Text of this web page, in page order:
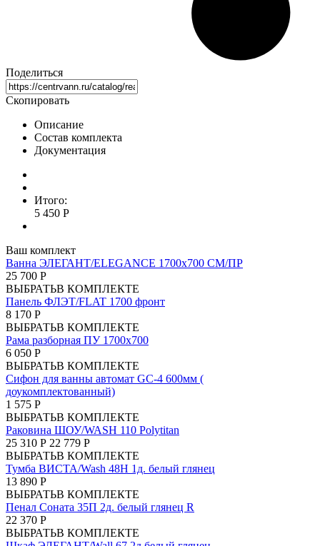
Поделиться
Скопировать
Описание
Состав комплекта
Документация
Итого:
5 450 Р
Ваш комплект
Ванна ЭЛЕГАНТ/ELEGANCE 1700х700 СМ/ПР
25 700 Р
ВЫБРАТЬВ КОМПЛЕКТЕ
Панель ФЛЭТ/FLAT 1700 фронт
8 170 Р
ВЫБРАТЬВ КОМПЛЕКТЕ
Рама разборная ПУ 1700х700
6 050 Р
ВЫБРАТЬВ КОМПЛЕКТЕ
Сифон для ванны автомат GC-4 600мм (
доукомплектованный)
1 575 Р
ВЫБРАТЬВ КОМПЛЕКТЕ
Раковина ШОУ/WASH 110 Polytitan
25 310 Р 22 779 Р
ВЫБРАТЬВ КОМПЛЕКТЕ
Тумба ВИСТА/Wash 48Н 1д. белый глянец
13 890 Р
ВЫБРАТЬВ КОМПЛЕКТЕ
Пенал Соната 35П 2д. белый глянец R
22 370 Р
ВЫБРАТЬВ КОМПЛЕКТЕ